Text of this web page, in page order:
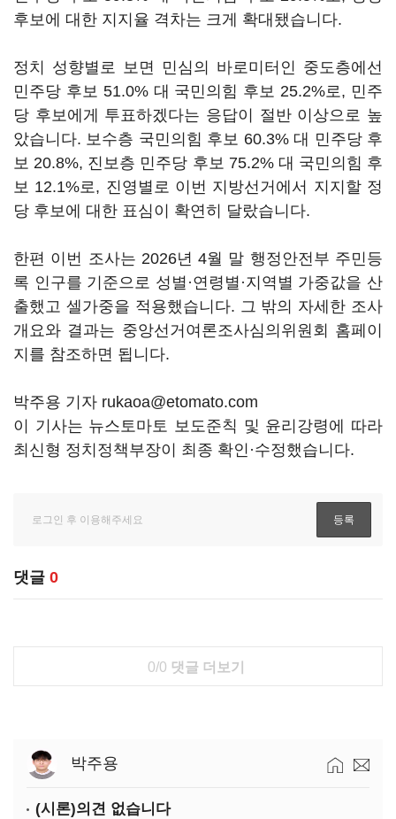
후보에 대한 지지율 격차는 크게 확대됐습니다.
정치 성향별로 보면 민심의 바로미터인 중도층에선
민주당 후보 51.0% 대 국민의힘 후보 25.2%로, 민주
당 후보에게 투표하겠다는 응답이 절반 이상으로 높
았습니다. 보수층 국민의힘 후보 60.3% 대 민주당 후
보 20.8%, 진보층 민주당 후보 75.2% 대 국민의힘 후
보 12.1%로, 진영별로 이번 지방선거에서 지지할 정
당 후보에 대한 표심이 확연히 달랐습니다.
한편 이번 조사는 2026년 4월 말 행정안전부 주민등
록 인구를 기준으로 성별·연령별·지역별 가중값을 산
출했고 셀가중을 적용했습니다. 그 밖의 자세한 조사
개요와 결과는 중앙선거여론조사심의위원회 홈페이
지를 참조하면 됩니다.
박주용 기자 rukaoa@etomato.com
이 기사는 뉴스토마토 보도준칙 및 윤리강령에 따라
최신형 정치정책부장이 최종 확인·수정했습니다.
댓글 0
0/0 댓글 더보기
박주용
(시론)의견 없습니다